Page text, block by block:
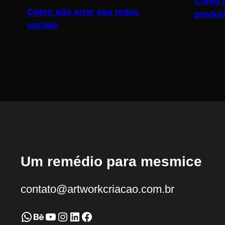
Como não errar nas redes
sociais
Um remédio para mesmice
contato@artworkcriacao.com.br
WhatsApp Behance Youtube Instagram LinkedIn Facebook